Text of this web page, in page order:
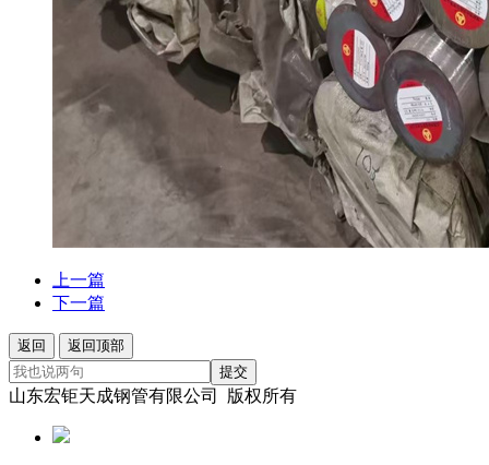
上一篇
下一篇
返回
返回顶部
提交
山东宏钜天成钢管有限公司 版权所有